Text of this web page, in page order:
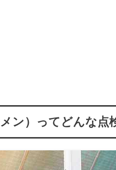
ン）ってどんな点